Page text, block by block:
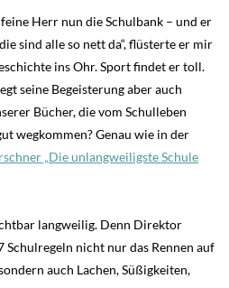
Herr nun die Schulbank – und er
sind alle so nett da“, flüsterte er mir
ins Ohr. Sport findet er toll.
seine Begeisterung aber auch
Bücher, die vom Schulleben
wegkommen? Genau wie in der
„Die unlangweiligste Schule
langweilig. Denn Direktor
nicht nur das Rennen auf
auch Lachen, Süßigkeiten,